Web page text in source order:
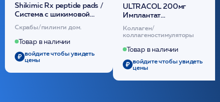
Shikimic Rx peptide pads /
Cистема с шикимовой
кислотой обновляющая
(30шт) /HP
Скрабы/пилинги дом.
Товар в наличии
войдите чтобы увидеть
цены
ULTRACOL 200мг
Имплантат
внутридермальный,
стерильный на основе
полидиоксанона
/ULTRACOL
Коллаген/
коллагеностимуляторы
Товар в наличии
войдите чтобы увидеть
цены